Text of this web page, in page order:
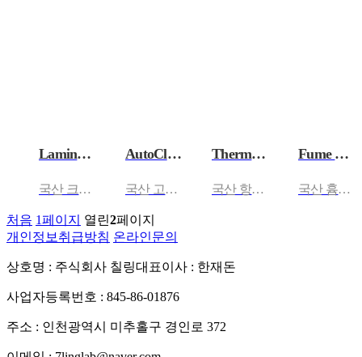
Laminar Flow Cabinet
국산 크린벤치 CLCB-100/130/160
AutoClave
국산 고압멸균기 CLAC-45L,60L,80L,100L
Thermo-hygrostat
국산 항온항습기 UP-Type/DOWN-Type/DUC…
Fume Hood
국산 흄후드 CL-1200P/1500P/1800P
처음 1페이지 열린2페이지
개인정보취급방침 온라인문의
상호명 : 주식회사 칠링대표이사 : 한재돈
사업자등록번호 : 845-86-01876
주소 : 인천광역시 미추홀구 경인로 372